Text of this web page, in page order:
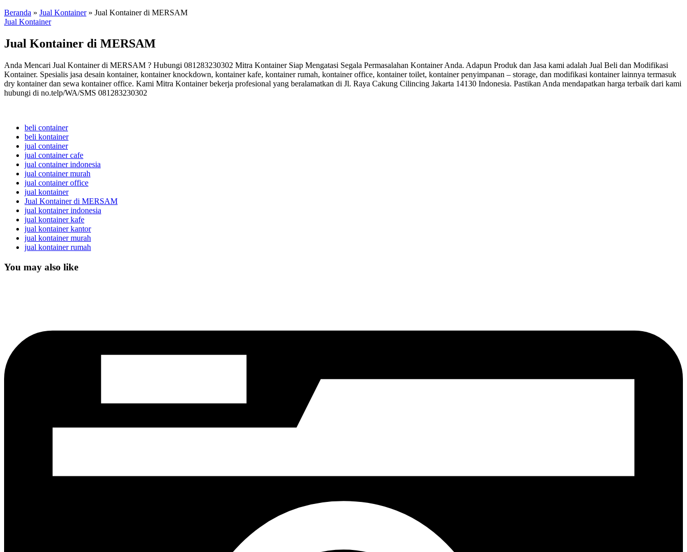
Beranda » Jual Kontainer » Jual Kontainer di MERSAM
Jual Kontainer
Jual Kontainer di MERSAM
Anda Mencari Jual Kontainer di MERSAM ? Hubungi 081283230302 Mitra Kontainer Siap Mengatasi Segala Permasalahan Kontainer Anda. Adapun Produk dan Jasa kami adalah Jual Beli dan Modifikasi
Kontainer. Spesialis jasa desain kontainer, kontainer knockdown, kontainer kafe, kontainer rumah, kontainer office, kontainer toilet, kontainer penyimpanan – storage, dan modifikasi kontainer lainnya termasuk
dry kontainer dan sewa kontainer office. Kami Mitra Kontainer bekerja profesional yang beralamatkan di Jl. Raya Cakung Cilincing Jakarta 14130 Indonesia. Pastikan Anda mendapatkan harga terbaik dari kami
hubungi di no.telp/WA/SMS 081283230302
beli container
beli kontainer
jual container
jual container cafe
jual container indonesia
jual container murah
jual container office
jual kontainer
Jual Kontainer di MERSAM
jual kontainer indonesia
jual kontainer kafe
jual kontainer kantor
jual kontainer murah
jual kontainer rumah
You may also like